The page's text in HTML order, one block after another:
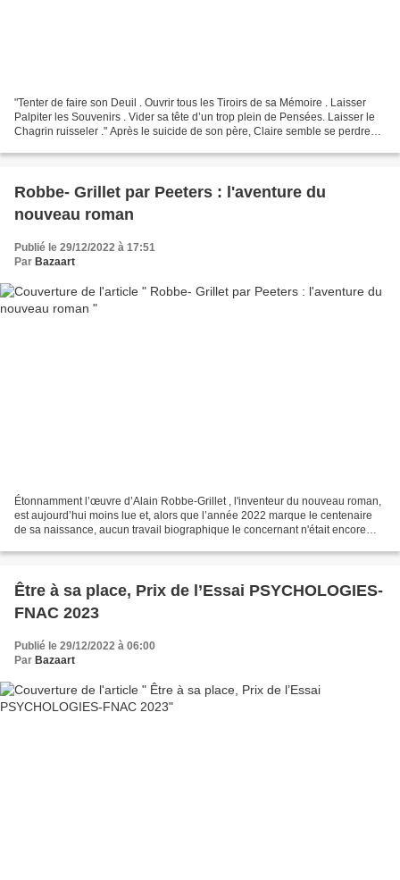
"Tenter de faire son Deuil . Ouvrir tous les Tiroirs de sa Mémoire . Laisser
Palpiter les Souvenirs . Vider sa tête d’un trop plein de Pensées. Laisser le
Chagrin ruisseler ." Après le suicide de son père, Claire semble se perdre
Robbe- Grillet par Peeters : l'aventure du
nouveau roman
Publié le 29/12/2022 à 17:51
Par Bazaart
Étonnamment l’œuvre d’Alain Robbe-Grillet , l'inventeur du nouveau roman,
est aujourd’hui moins lue et, alors que l’année 2022 marque le centenaire
de sa naissance, aucun travail biographique le concernant n'était encore
Être à sa place, Prix de l’Essai PSYCHOLOGIES-
FNAC 2023
Publié le 29/12/2022 à 06:00
Par Bazaart